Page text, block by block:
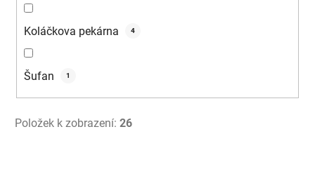
Koláčkova pekárna 4
Šufan 1
Položek k zobrazení: 26